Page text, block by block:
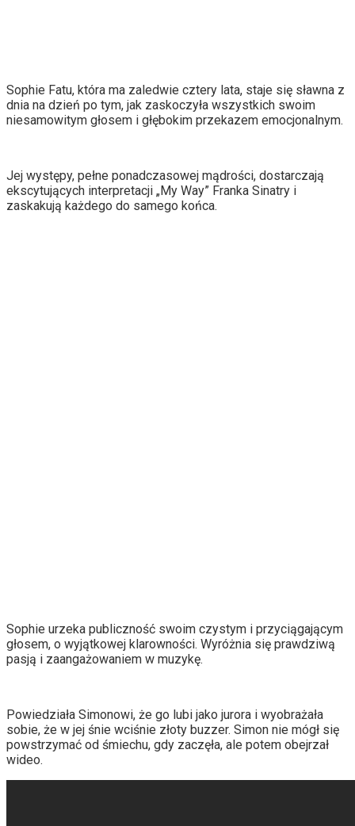
Sophie Fatu, która ma zaledwie cztery lata, staje się sławna z
dnia na dzień po tym, jak zaskoczyła wszystkich swoim
niesamowitym głosem i głębokim przekazem emocjonalnym.
Jej występy, pełne ponadczasowej mądrości, dostarczają
ekscytujących interpretacji „My Way” Franka Sinatry i
zaskakują każdego do samego końca.
Sophie urzeka publiczność swoim czystym i przyciągającym
głosem, o wyjątkowej klarowności. Wyróżnia się prawdziwą
pasją i zaangażowaniem w muzykę.
Powiedziała Simonowi, że go lubi jako jurora i wyobrażała
sobie, że w jej śnie wciśnie złoty buzzer. Simon nie mógł się
powstrzymać od śmiechu, gdy zaczęła, ale potem obejrzał
wideo.